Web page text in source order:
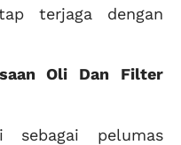
terjaga dengan
Oli Dan Filter
sebagai pelumas